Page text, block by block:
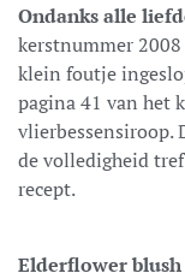
Ondanks alle
kerstnummer 2008
klein foutje
pagina 41 van het
vlierbessensiroop.
de volledigheid
recept.
Elderflower blush